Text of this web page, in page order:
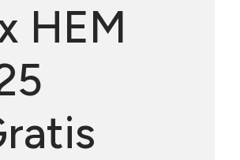
HEM